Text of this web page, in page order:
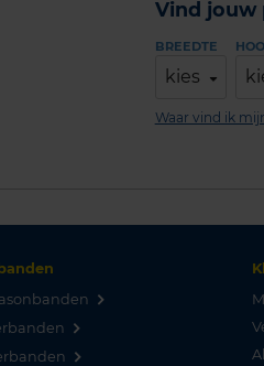
Vind jouw
BREEDTE
kies
Waar vind ik